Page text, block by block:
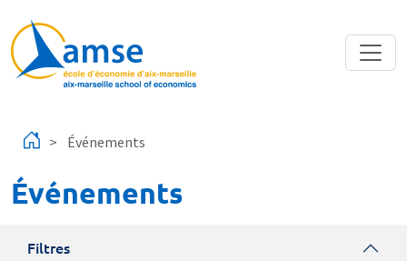
Événements
Événements
Filtres